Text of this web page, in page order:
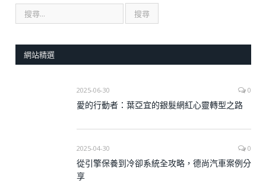
網站精選
2025-06-30 0
愛的行動者：葉亞宜的銀髮網紅心靈轉型之路
2025-04-30 0
從引擎保養到冷卻系統全攻略，德尚汽車案例分
享